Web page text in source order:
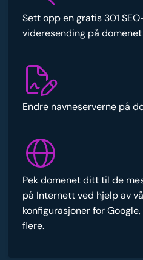
Sett opp en gratis 301
videresending på
Endre navneserverne på
Pek domenet ditt til de
på Internett ved hjelp av
konfigurasjoner for
flere.